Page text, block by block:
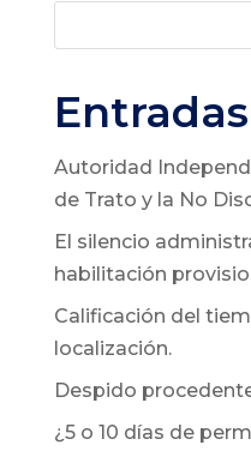
Autoridad
de Trato y la No
El silencio
habilitación
Calificación del
localización.
Despido
¿5 o 10 días de